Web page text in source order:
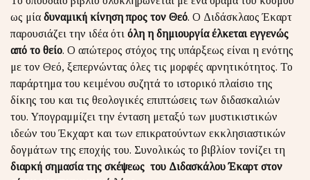
ως μία δυναμική κίνηση προς τον Θεό. Ο Διδάσκλαος Έκαρτ
παρουσιάζει την ιδέα ότι όλη η δημιουργία έλκεται εγγενώς
από το θείο. Ο απώτερος στόχος της υπάρξεως είναι η ενότης
με τον Θεό, ξεπερνώντας όλες τις μορφές αρνητικότητος. Το
παράρτημα του κειμένου συζητά το ιστορικό πλαίσιο της
δίκης του και τις θεολογικές επιπτώσεις των διδασκαλιών
του. Υπογραμμίζει την ένταση μεταξύ των μυστικιστικών
ιδεών του Έκχαρτ και των επικρατούντων εκκλησιαστικών
δογμάτων της εποχής του. Συνολικώς το βιβλίον τονίζει τη
διαρκή σημασία της σκέψεως του Διδασκάλου Έκαρτ στον